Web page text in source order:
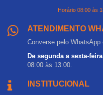
Horário 08:00 às
ATENDIMENTO
Converse pelo
De segunda a sexta-feira
08:00 às 13:00.
INSTITUCIONAL